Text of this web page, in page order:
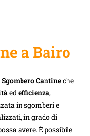
a Bairo
Sgombero Cantineche
ed efficienza,
in sgomberi e
in grado di
avere. È possibile